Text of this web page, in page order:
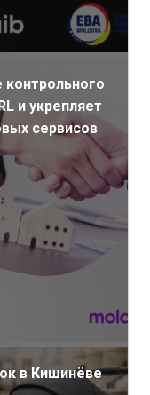
и укрепляет
сервисов
в Кишинёве